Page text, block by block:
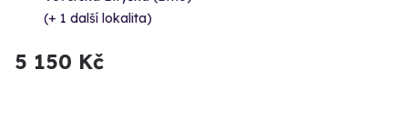
(+ 1 další lokalita)
5 150 Kč